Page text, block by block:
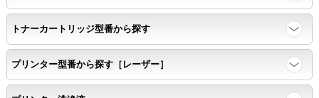
トナーカートリッジ型番から探す
プリンター型番から探す［レーザー］